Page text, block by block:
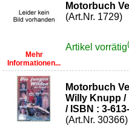
Mehr
Informationen...
Motorbuch
(Art.Nr. 1729)
Artikel vorrätig
Motorbuch
Willy Knupp /
/ ISBN : 3-
(Art.Nr. 30366)